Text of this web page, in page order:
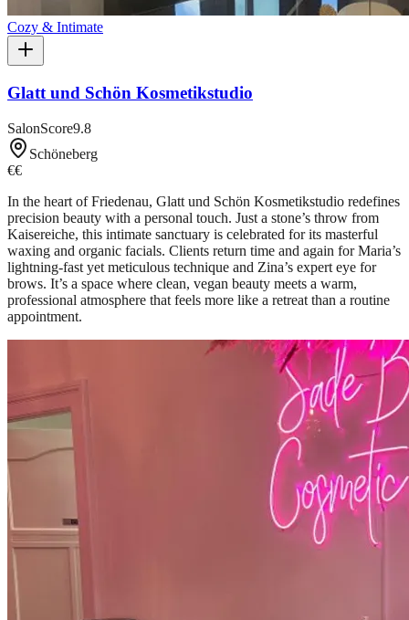
Cozy & Intimate
Glatt und Schön Kosmetikstudio
SalonScore9.8
Schöneberg
€€
In the heart of Friedenau, Glatt und Schön Kosmetikstudio redefines
precision beauty with a personal touch. Just a stone’s throw from
Kaisereiche, this intimate sanctuary is celebrated for its masterful
waxing and organic facials. Clients return time and again for Maria’s
lightning-fast yet meticulous technique and Zina’s expert eye for
brows. It’s a space where clean, vegan beauty meets a warm,
professional atmosphere that feels more like a retreat than a routine
appointment.